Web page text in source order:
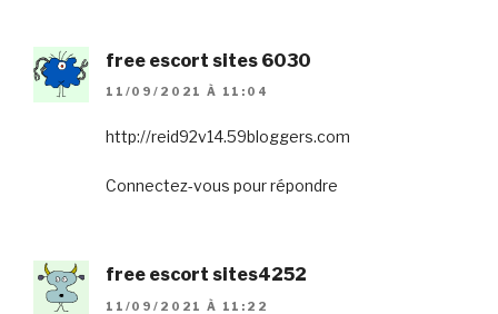
free escort sites 6030
11/09/2021 À 11:04
http://reid92v14.59bloggers.com
Connectez-vous pour répondre
free escort sites4252
11/09/2021 À 11:22